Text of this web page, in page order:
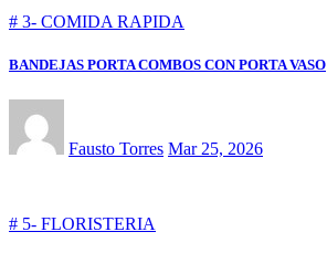
# 3- COMIDA RAPIDA
BANDEJAS PORTA COMBOS CON PORTA VASO
Fausto Torres Mar 25, 2026
# 5- FLORISTERIA